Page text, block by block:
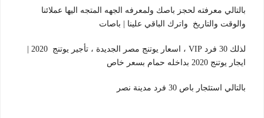
بالتالي معرفته لحجز باصك ولمعرفه الجهه المتجه اليها عملائنا
والوقت والتاريخ واترك الباقي علينا | باصات
ايجار يوتنج 2020 بداخله حمام بسعر خاص
بالتالي استئجار باص 30 فرد مدينة نصر